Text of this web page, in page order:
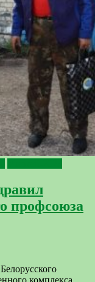
профсоюза